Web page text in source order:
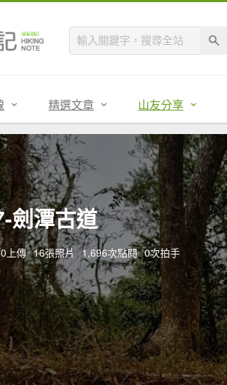
精選文章 山友分享
劍潭古道
上傳 16張照片 1,696次點閱 0次拍手